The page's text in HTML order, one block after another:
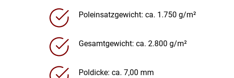
Poleinsatzgewicht: ca. 1.750 g/m²
Gesamtgewicht: ca. 2.800 g/m²
Poldicke: ca. 7,00 mm